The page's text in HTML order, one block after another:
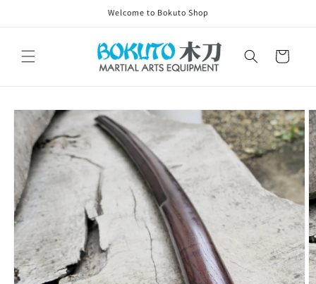
Welcome to Bokuto Shop
Cart
Skip to
product
information